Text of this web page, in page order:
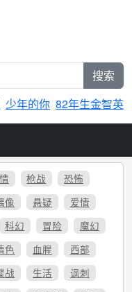
搜索
少年的你 82年生金智英
枪战
恐怖
像 悬疑
爱情
科幻 冒险
魔幻
色 血腥
西部
战 生活
讽刺